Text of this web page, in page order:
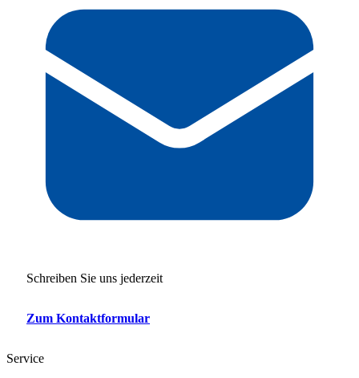
Schreiben Sie uns jederzeit
Zum Kontaktformular
Service